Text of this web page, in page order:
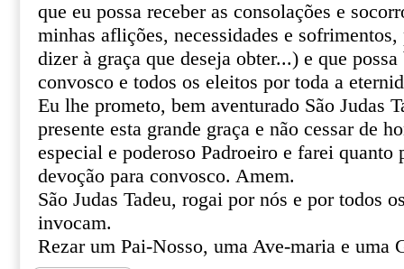
que eu possa receber as consolações e
minhas aflições, necessidades e
dizer à graça que deseja obter...) e que
convosco e todos os eleitos por toda a
Eu lhe prometo, bem aventurado São Judas
presente esta grande graça e não cessar de
especial e poderoso Padroeiro e farei quanto
devoção para convosco. Amem.
São Judas Tadeu, rogai por nós e por todos
invocam.
Rezar um Pai-Nosso, uma Ave-maria e uma